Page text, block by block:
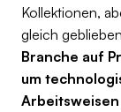
Kollektionen,
gleich
Branche auf
um